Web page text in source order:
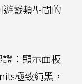
戲類型間的
證：顯示面板
極致純黑，